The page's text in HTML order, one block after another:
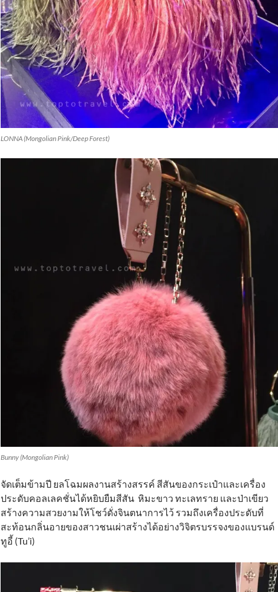
LONNA (Mongolian Pink/Deep Forest)
Bunny (Mongolian Pink)
จัดเต็มข้ามปี ยลโฉมผลงานสร้างสรรค์ สีสันของกระเป๋าและเครื่อง
ประดับคอลเลคชั่นได้หยิบยืมสีสัน หิมะขาว ทะเลทราย และป่าเขียว
สร้างความสวยงามให้โชว์ดั่งจินตนาการไว้ รวมถึงเครื่องประดับที่
สะท้อนกลิ่นอายของสาวชนเผ่าสร้างได้อย่างวิจิตรบรรจงของแบรนด์
ทูอี้ (Tu’i)